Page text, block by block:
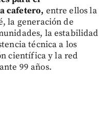
cafetero, entre ellos la
la generación de
la estabilidad
técnica a los
científica y la red
99 años.